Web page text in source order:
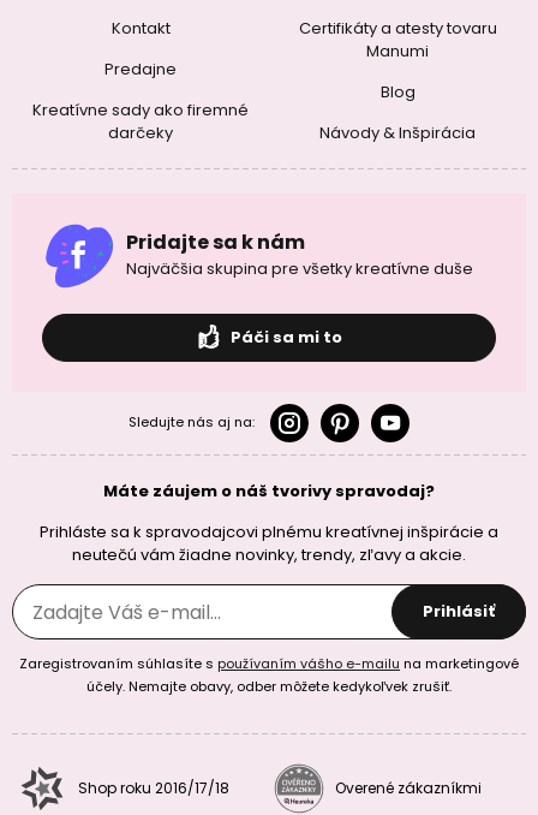
Kontakt
Predajne
Kreatívne sady ako firemné
darčeky
Certifikáty a atesty tovaru
Manumi
Blog
Návody & Inšpirácia
Pridajte sa k nám
Najväčšia skupina pre všetky kreatívne duše
Páči sa mi to
Sledujte nás aj na:
Máte záujem o náš tvorivy spravodaj?
Prihláste sa k spravodajcovi plnému kreatívnej inšpirácie a
neutečú vám žiadne novinky, trendy, zľavy a akcie.
Prihlásiť
Zaregistrovaním súhlasíte s používaním vášho e-mailu na marketingové
účely. Nemajte obavy, odber môžete kedykoľvek zrušiť.
Shop roku 2016/17/18 Overené zákazníkmi